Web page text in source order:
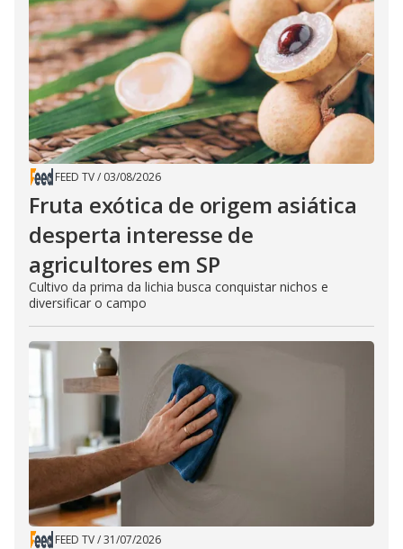
FEED TV/ 03/08/2026
Fruta exótica de origem asiática
desperta interesse de
agricultores em SP
Cultivo da prima da lichia busca conquistar nichos e
diversificar o campo
FEED TV/31/07/2026